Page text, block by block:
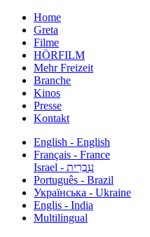
Home
Greta
Filme
HÖRFILM
Mehr Freizeit
Branche
Kinos
Presse
Kontakt
English - English
Français - France
עִבְרִית - Israel
Português - Brazil
Українська - Ukraine
Englis - India
Multilingual